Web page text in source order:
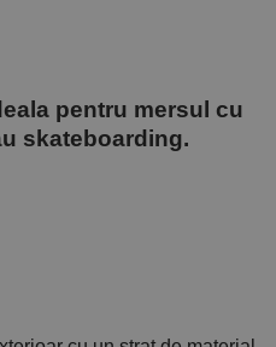
pentru mersul cu
skateboarding.